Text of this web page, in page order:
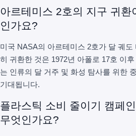
아르테미스 2호의 지구 귀환
인가요?
미국 NASA의 아르테미스 2호가 달 궤
히 귀환한 것은 1972년 아폴로 17호 이
는 인류의 달 거주 및 화성 탐사를 위한
기대됩니다.
플라스틱 소비 줄이기 캠페
무엇인가요?